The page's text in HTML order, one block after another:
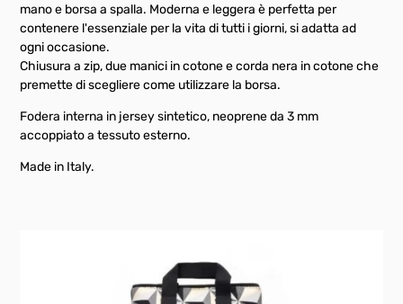
mano e borsa a spalla. Moderna e leggera è perfetta per
contenere l'essenziale per la vita di tutti i giorni, si adatta ad
ogni occasione.
Chiusura a zip, due manici in cotone e corda nera in cotone che
premette di scegliere come utilizzare la borsa.
Fodera interna in jersey sintetico, neoprene da 3 mm
accoppiato a tessuto esterno.
Made in Italy.